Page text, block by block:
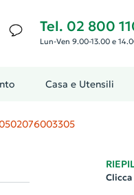
Tel. 02 800
Lun-Ven 9.00-13.00 e
Casa e Utensili